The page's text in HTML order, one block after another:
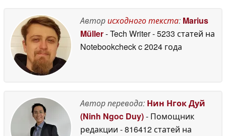
Авторисходного текста: Marius
Müller- Tech Writer- 5233 статей на
Notebookcheckc 2024 года
Автор перевода: Нин Нгок Дуй
(Ninh Ngoc Duy)- Помощник
редакции - 816412 статей на